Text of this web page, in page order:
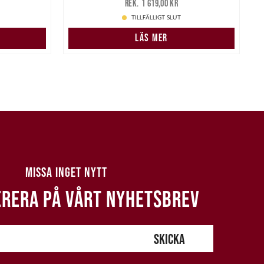
1 619,00 kr
1 619,00 kr
TILLFÄLLIGT SLUT
LÄS MER
MISSA INGET NYTT
PÅ VÅRT NYHETSBREV
SKICKA